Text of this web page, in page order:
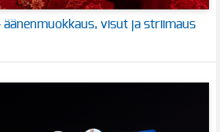
äänenmuokkaus, visut ja striimaus